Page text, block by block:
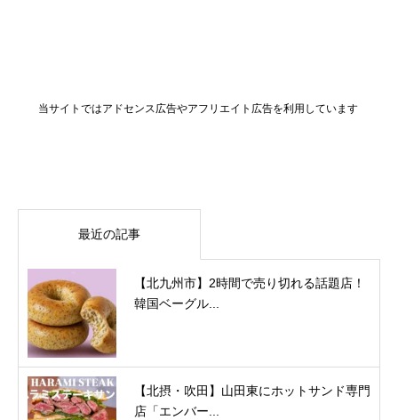
当サイトではアドセンス広告やアフリエイト広告を利用しています
最近の記事
【北九州市】2時間で売り切れる話題店！
韓国ベーグル...
【北摂・吹田】山田東にホットサンド専門
店「エンバー...